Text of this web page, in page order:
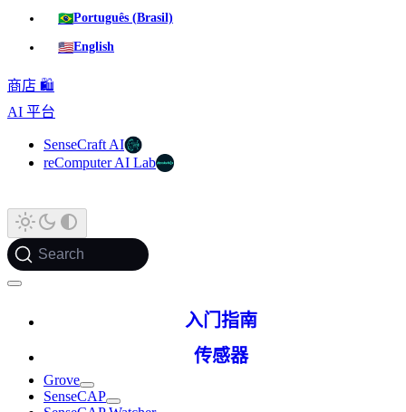
🇧🇷Português (Brasil)
🇺🇸English
商店 🛍️
AI 平台
SenseCraft AI
reComputer AI Lab
Search
入门指南
传感器
Grove
SenseCAP